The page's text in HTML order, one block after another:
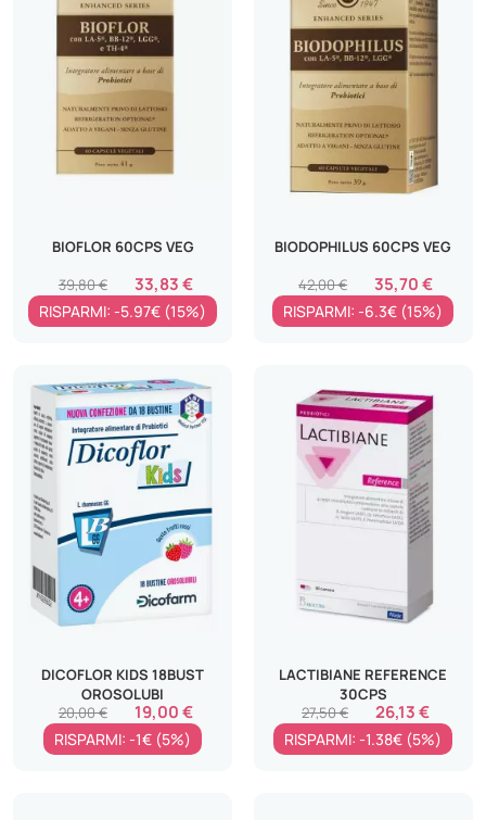
BIOFLOR 60CPS VEG
33,83 €
39,80 €
RISPARMI: -5.97€ (15%)
BIODOPHILUS 60CPS VEG
35,70 €
42,00 €
RISPARMI: -6.3€ (15%)
DICOFLOR KIDS 18BUST
OROSOLUBI
19,00 €
20,00 €
RISPARMI: -1€ (5%)
LACTIBIANE REFERENCE
30CPS
26,13 €
27,50 €
RISPARMI: -1.38€ (5%)